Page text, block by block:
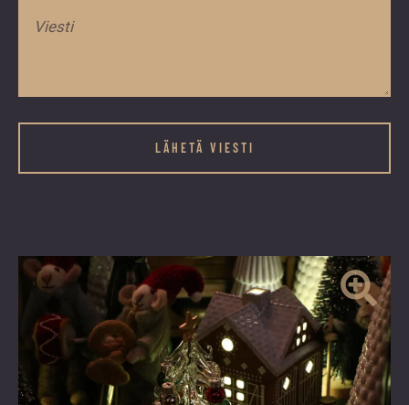
validointitarkoituksiin
tulee
jättää
koskemattomaksi.